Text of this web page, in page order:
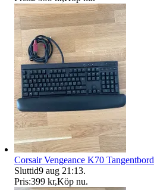
Corsair Vengeance K70 Tangentbord
Sluttid9 aug 21:13.
Pris:399 kr,Köp nu.